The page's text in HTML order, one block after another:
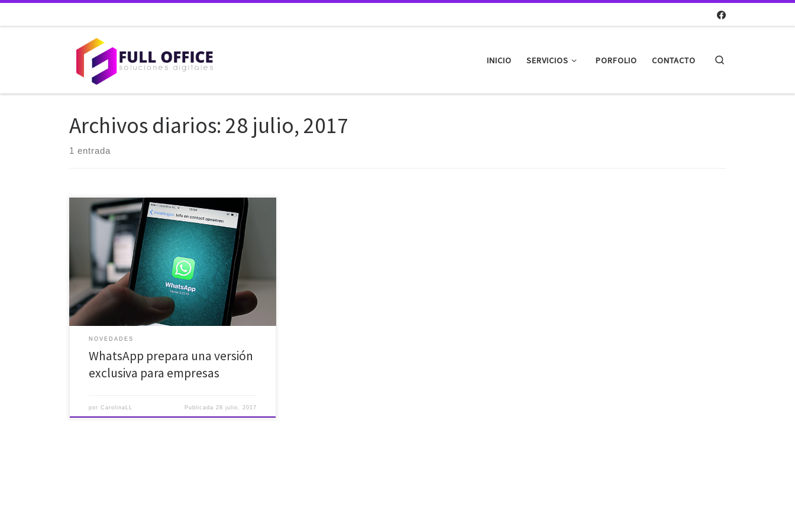
INICIO SERVICIOS PORFOLIO CONTACTO
Archivos diarios: 28 julio, 2017
1 entrada
Los mensajes, al igual que en la aplicación
convencional, tendrán texto e imágenes y podrán
traducirse de manera automática al idioma del […]
NOVEDADES
WhatsApp prepara una versión
exclusiva para empresas
porCarolinaLL Publicada 28 julio, 2017